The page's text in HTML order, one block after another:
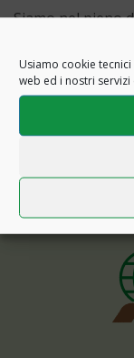
Usiamo cookie
web ed i nostri
Siamo nel pieno
parte del nostro
spesso lo
Read More